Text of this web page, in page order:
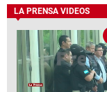
LA PRENSA VIDEOS